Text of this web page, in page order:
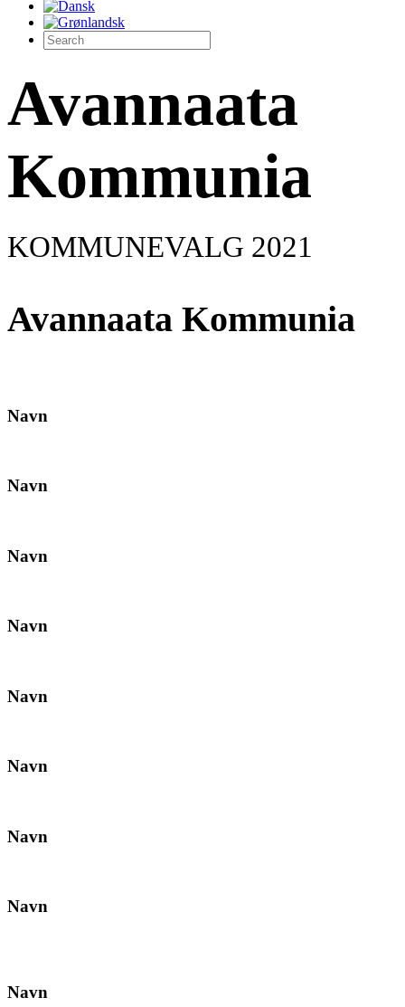
Avannaata
Kommunia
KOMMUNEVALG 2021
Avannaata Kommunia
Navn
Navn
Navn
Navn
Navn
Navn
Navn
Navn
Navn